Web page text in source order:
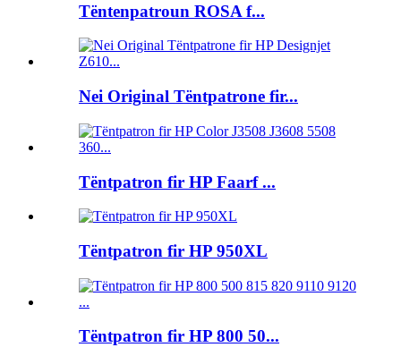
Tëntenpatroun ROSA f...
Nei Original Tëntpatrone fir...
Tëntpatron fir HP Faarf ...
Tëntpatron fir HP 950XL
Tëntpatron fir HP 800 50...